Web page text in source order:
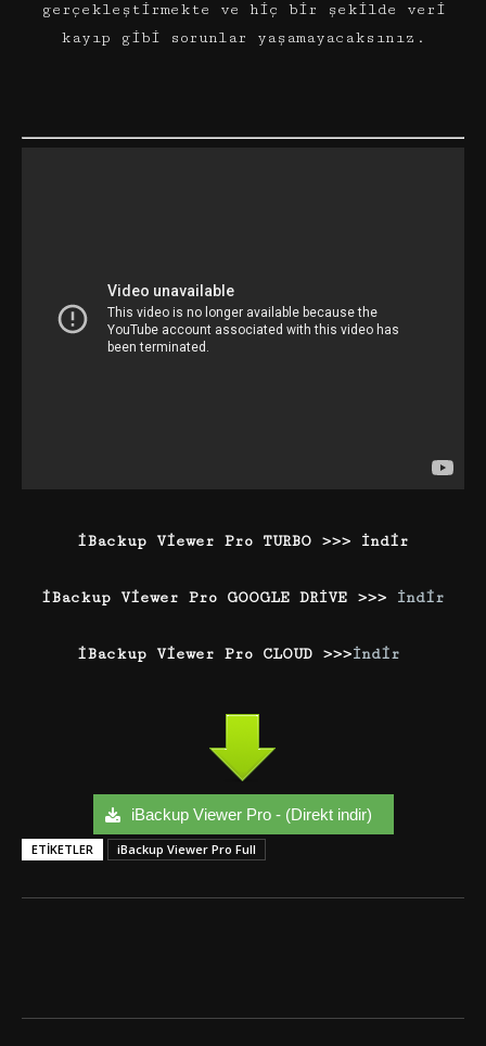
gerçekleştirmekte ve hiç bir şekilde veri
kayıp gibi sorunlar yaşamayacaksınız.
iBackup Viewer Pro TURBO >>> İndir
iBackup Viewer Pro GOOGLE DRİVE >>> İndir
iBackup Viewer Pro CLOUD >>>İndir
iBackup Viewer Pro - (Direkt indir)
ETIKETLER iBackup Viewer Pro Full